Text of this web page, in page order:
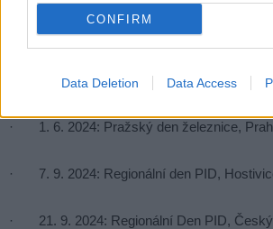
CONFIRM
Data Deletion Data Access
dráhy ve spolupráci s hlavním městem
krajem, Pražskou integrovanou dopravou a
· 20. 4. 2024: Regionální den PID,
· 1. 6. 2024: Pražský den železnice,
· 7. 9. 2024: Regionální den PID,
· 21. 9. 2024: Regionální Den PID,